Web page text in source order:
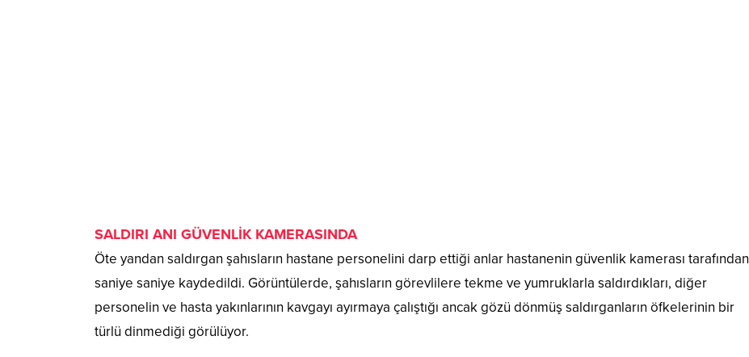
SALDIRI ANI GÜVENLİK KAMERASINDA
Öte yandan saldırgan şahısların hastane personelini darp ettiği anlar hastanenin güvenlik kamerası tarafından
saniye saniye kaydedildi. Görüntülerde, şahısların görevlilere tekme ve yumruklarla saldırdıkları, diğer
personelin ve hasta yakınlarının kavgayı ayırmaya çalıştığı ancak gözü dönmüş saldırganların öfkelerinin bir
türlü dinmediği görülüyor.